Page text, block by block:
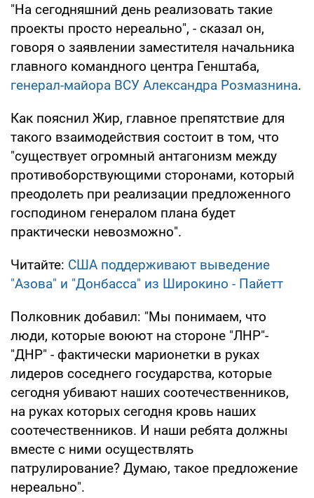
"На сегодняшний день реализовать такие
проекты просто нереально", - сказал он,
говоря о заявлении заместителя начальника
главного командного центра Генштаба,
генерал-майора ВСУ Александра Розмазнина.
Как пояснил Жир, главное препятствие для
такого взаимодействия состоит в том, что
"существует огромный антагонизм между
противоборствующими сторонами, который
преодолеть при реализации предложенного
господином генералом плана будет
практически невозможно".
Читайте: США поддерживают выведение
"Азова" и "Донбасса" из Широкино - Пайетт
Полковник добавил: "Мы понимаем, что
люди, которые воюют на стороне "ЛНР"-
"ДНР" - фактически марионетки в руках
лидеров соседнего государства, которые
сегодня убивают наших соотечественников,
на руках которых сегодня кровь наших
соотечественников. И наши ребята должны
вместе с ними осуществлять
патрулирование? Думаю, такое предложение
нереально".